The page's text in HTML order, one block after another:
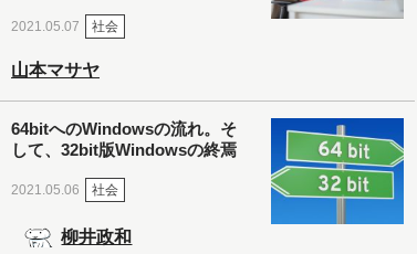
2021.05.07 社会
山本マサヤ
64bitへのWindowsの流れ。そ
して、32bit版Windowsの終焉
2021.05.06 社会
柳井政和